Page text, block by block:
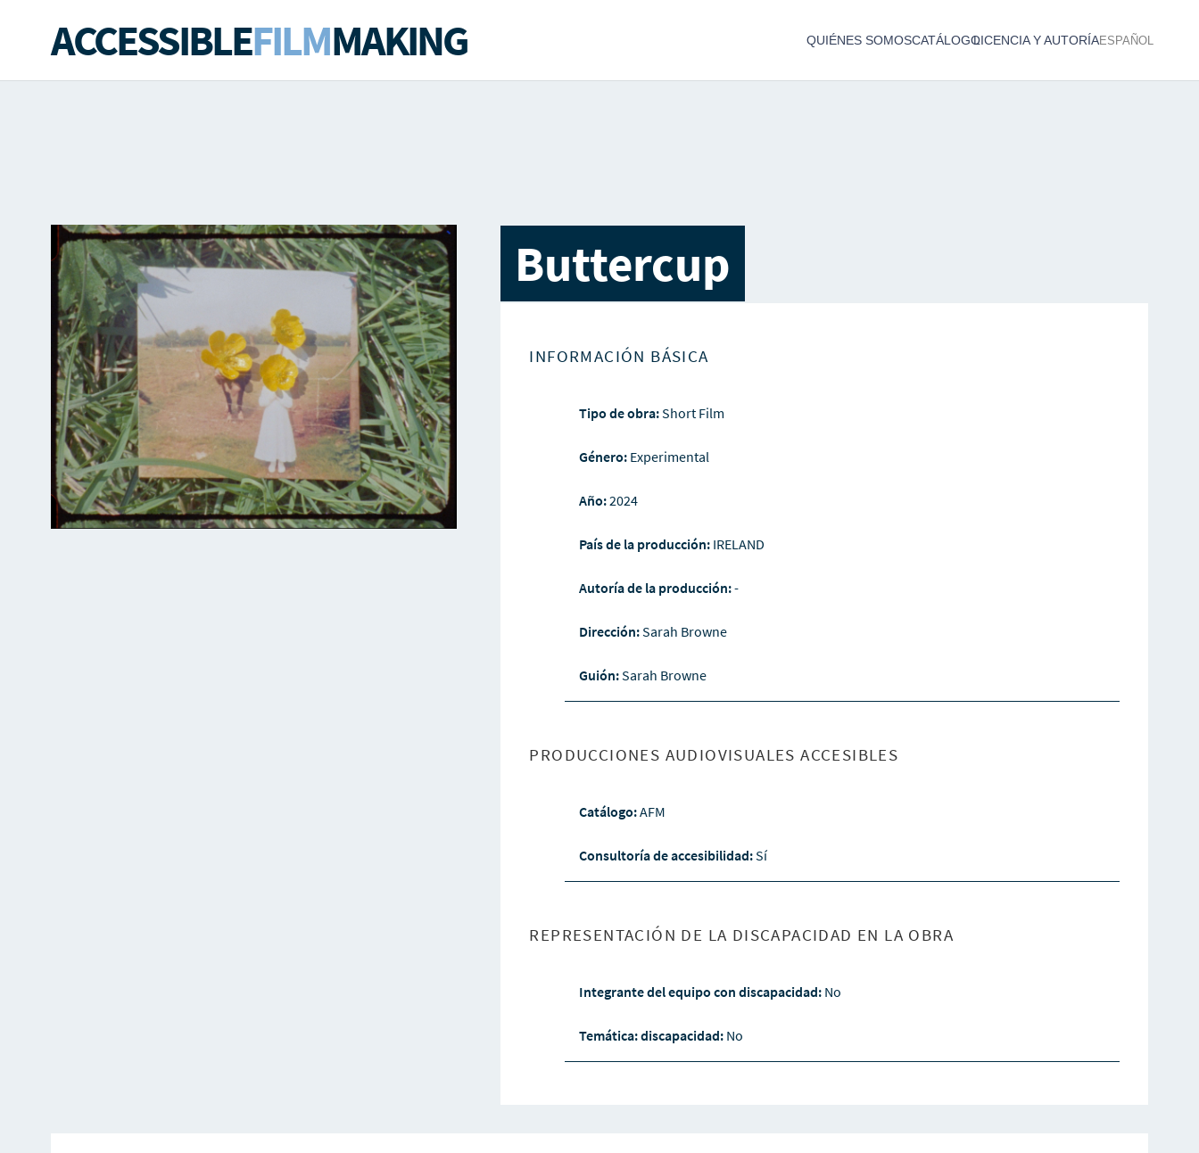
ACCESSIBLEFILMMAKING QUIÉNES SOMOSCATÁLOGOLICENCIA Y AUTORÍAESPAÑOL
Buttercup
INFORMACIÓN BÁSICA
Tipo de obra:Short Film
Género: Experimental
Año:2024
País de la producción: IRELAND
Autoría de la producción:-
Dirección:Sarah Browne
Guión:Sarah Browne
PRODUCCIONES AUDIOVISUALES ACCESIBLES
Catálogo:AFM
Consultoría de accesibilidad:Sí
REPRESENTACIÓN DE LA DISCAPACIDAD EN LA OBRA
Integrante del equipo con discapacidad: No
Temática: discapacidad: No